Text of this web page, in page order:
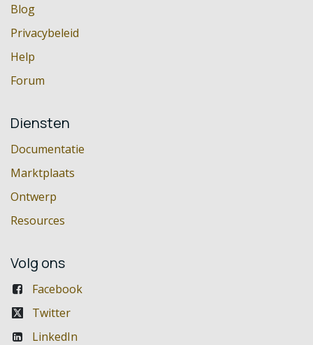
Blog
Privacybeleid
Help
Forum
Diensten
Documentatie
Marktplaats
Ontwerp
Resources
Volg ons
Facebook
Twitter
LinkedIn